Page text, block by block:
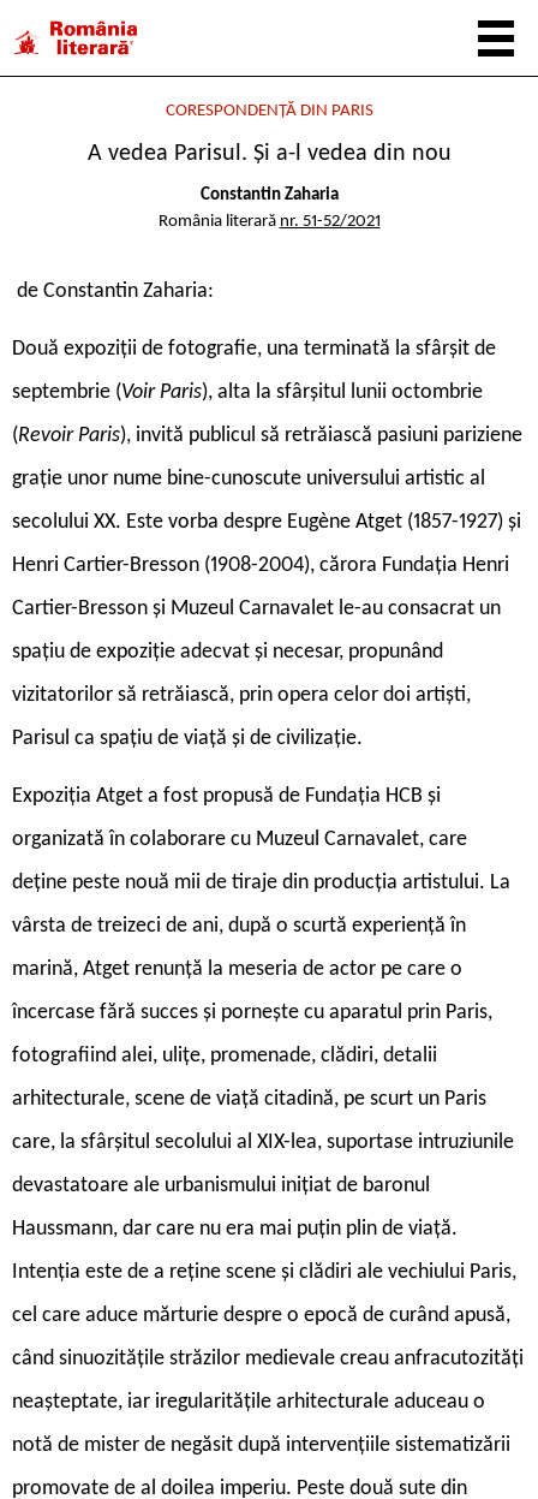
CORESPONDENȚĂ DIN PARIS
A vedea Parisul. Și a-l vedea din nou
Constantin Zaharia
România literară nr. 51-52/2021
de Constantin Zaharia:
Două expoziții de fotografie, una terminată la sfârșit de
septembrie (Voir Paris), alta la sfârșitul lunii octombrie
(Revoir Paris), invită publicul să retrăiască pasiuni pariziene
grație unor nume bine-cunoscute universului artistic al
secolului XX. Este vorba despre Eugène Atget (1857-1927) și
Henri Cartier-Bresson (1908-2004), cărora Fundația Henri
Cartier-Bresson și Muzeul Carnavalet le-au consacrat un
spațiu de expoziție adecvat și necesar, propunând
vizitatorilor să retrăiască, prin opera celor doi artiști,
Parisul ca spațiu de viață și de civilizație.
Expoziția Atget a fost propusă de Fundația HCB și
organizată în colaborare cu Muzeul Carnavalet, care
deține peste nouă mii de tiraje din producția artistului. La
vârsta de treizeci de ani, după o scurtă experiență în
marină, Atget renunță la meseria de actor pe care o
încercase fără succes și pornește cu aparatul prin Paris,
fotografiind alei, ulițe, promenade, clădiri, detalii
arhitecturale, scene de viață citadină, pe scurt un Paris
care, la sfârșitul secolului al XIX-lea, suportase intruziunile
devastatoare ale urbanismului inițiat de baronul
Haussmann, dar care nu era mai puțin plin de viață.
Intenția este de a reține scene și clădiri ale vechiului Paris,
cel care aduce mărturie despre o epocă de curând apusă,
când sinuozitățile străzilor medievale creau anfracutozități
neașteptate, iar iregularitățile arhitecturale aduceau o
notă de mister de negăsit după intervențiile sistematizării
promovate de al doilea imperiu. Peste două sute din